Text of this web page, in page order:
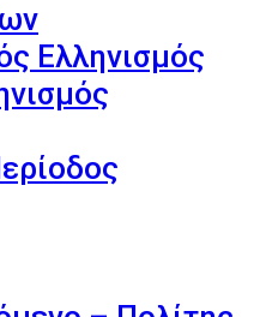
Ελληνισμός